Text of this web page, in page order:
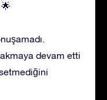
devam etti